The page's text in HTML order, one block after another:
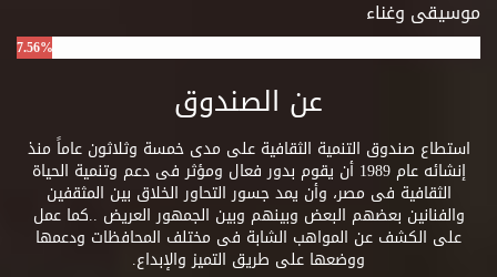
موسيقى وغناء
7.56%
عن الصندوق
استطاع صندوق التنمية الثقافية على مدى خمسة وثلاثون عاماً منذ
إنشائه عام 1989 أن يقوم بدور فعال ومؤثر فى دعم وتنمية الحياة
الثقافية فى مصر، وأن يمد جسور التحاور الخلاق بين المثقفين
والفنانين بعضهم البعض وبينهم وبين الجمهور العريض ..كما عمل
على الكشف عن المواهب الشابة فى مختلف المحافظات ودعمها
ووضعها على طريق التميز والإبداع.